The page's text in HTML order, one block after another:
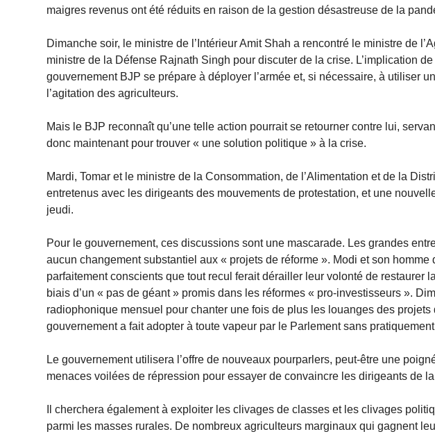
maigres revenus ont été réduits en raison de la gestion désastreuse de la
Dimanche soir, le ministre de l’Intérieur Amit Shah a rencontré le ministre de
ministre de la Défense Rajnath Singh pour discuter de la crise. L’implication
gouvernement BJP se prépare à déployer l’armée et, si nécessaire, à utiliser
l’agitation des agriculteurs.
Mais le BJP reconnaît qu’une telle action pourrait se retourner contre lui,
donc maintenant pour trouver « une solution politique » à la crise.
Mardi, Tomar et le ministre de la Consommation, de l’Alimentation et de la
entretenus avec les dirigeants des mouvements de protestation, et une
jeudi.
Pour le gouvernement, ces discussions sont une mascarade. Les grandes
aucun changement substantiel aux « projets de réforme ». Modi et son
parfaitement conscients que tout recul ferait dérailler leur volonté de restaurer
biais d’un « pas de géant » promis dans les réformes « pro-investisseurs ».
radiophonique mensuel pour chanter une fois de plus les louanges des projets
gouvernement a fait adopter à toute vapeur par le Parlement sans
Le gouvernement utilisera l’offre de nouveaux pourparlers, peut-être une
menaces voilées de répression pour essayer de convaincre les dirigeants de
Il cherchera également à exploiter les clivages de classes et les clivages
parmi les masses rurales. De nombreux agriculteurs marginaux qui gagnent